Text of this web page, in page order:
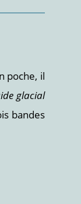
poche, il
glacial
bandes